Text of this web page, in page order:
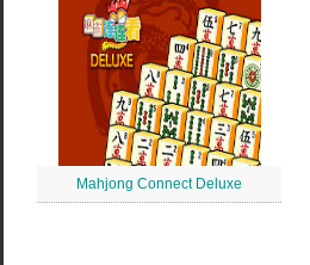
Mahjong Connect Deluxe